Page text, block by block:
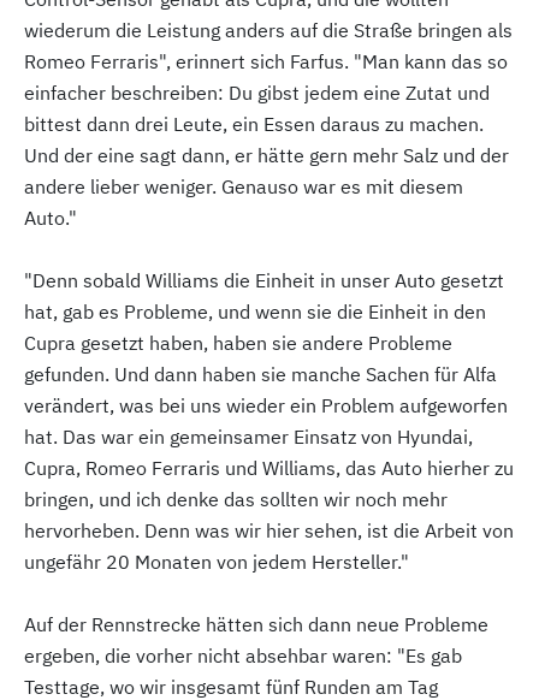
wiederum die Leistung anders auf die Straße bringen als
Romeo Ferraris", erinnert sich Farfus. "Man kann das so
einfacher beschreiben: Du gibst jedem eine Zutat und
bittest dann drei Leute, ein Essen daraus zu machen.
Und der eine sagt dann, er hätte gern mehr Salz und der
andere lieber weniger. Genauso war es mit diesem
Auto."
"Denn sobald Williams die Einheit in unser Auto gesetzt
hat, gab es Probleme, und wenn sie die Einheit in den
Cupra gesetzt haben, haben sie andere Probleme
gefunden. Und dann haben sie manche Sachen für Alfa
verändert, was bei uns wieder ein Problem aufgeworfen
hat. Das war ein gemeinsamer Einsatz von Hyundai,
Cupra, Romeo Ferraris und Williams, das Auto hierher zu
bringen, und ich denke das sollten wir noch mehr
hervorheben. Denn was wir hier sehen, ist die Arbeit von
ungefähr 20 Monaten von jedem Hersteller."
Auf der Rennstrecke hätten sich dann neue Probleme
ergeben, die vorher nicht absehbar waren: "Es gab
Testtage, wo wir insgesamt fünf Runden am Tag